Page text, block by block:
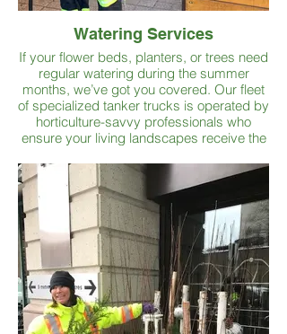
Watering Services
If your flower beds, planters, or trees need
regular watering during the summer
months, we’ve got you covered. Our fleet
of specialized tanker trucks is operated by
horticulture-savvy professionals who
ensure your living landscapes receive the
consistently and expertly.